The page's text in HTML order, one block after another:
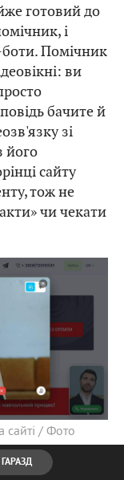
готовий до
і
боти. Помічник
ви
бачите й
зі
його
сайту
тож не
чи чекати
сайті / Фото
ГАРАЗД